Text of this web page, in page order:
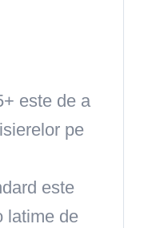
este de a
pe
este
latime de